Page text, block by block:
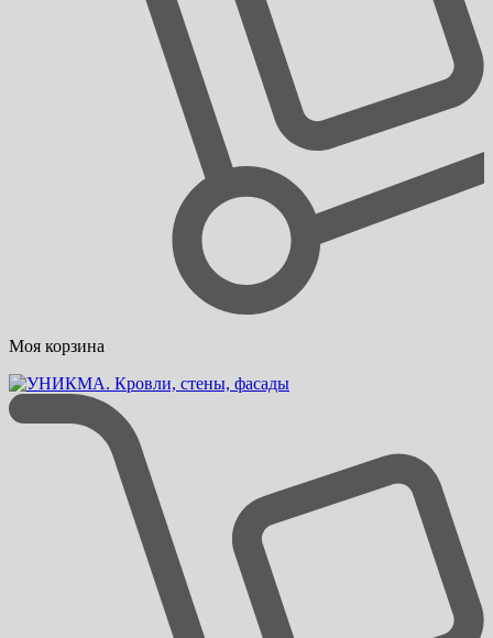
Моя корзина